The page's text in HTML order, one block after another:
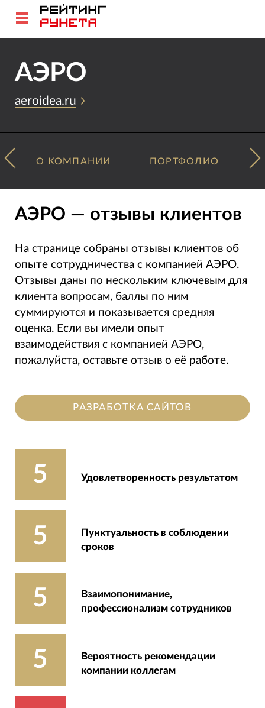
АЭРО
aeroidea.ru
О КОМПАНИИ ПОРТФОЛИО
АЭРО — отзывы клиентов
На странице собраны отзывы клиентов об
опыте сотрудничества с компанией АЭРО.
Отзывы даны по нескольким ключевым для
клиента вопросам, баллы по ним
суммируются и показывается средняя
оценка. Если вы имели опыт
взаимодействия с компанией АЭРО,
пожалуйста, оставьте отзыв о её работе.
РАЗРАБОТКА САЙТОВ
5 Удовлетворенность результатом
5
Пунктуальность в соблюдении
сроков
5
Взаимопонимание,
профессионализм сотрудников
5
Вероятность рекомендации
компании коллегам